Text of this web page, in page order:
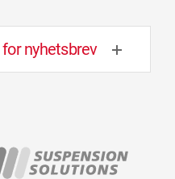
for nyhetsbrev